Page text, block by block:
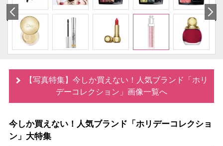
【写真特集】今しか買えない！人気ブランド「ホリ
デーコレクション」画像一覧へ
今しか買えない！人気ブランド「ホリデーコレクショ
ン」大特集